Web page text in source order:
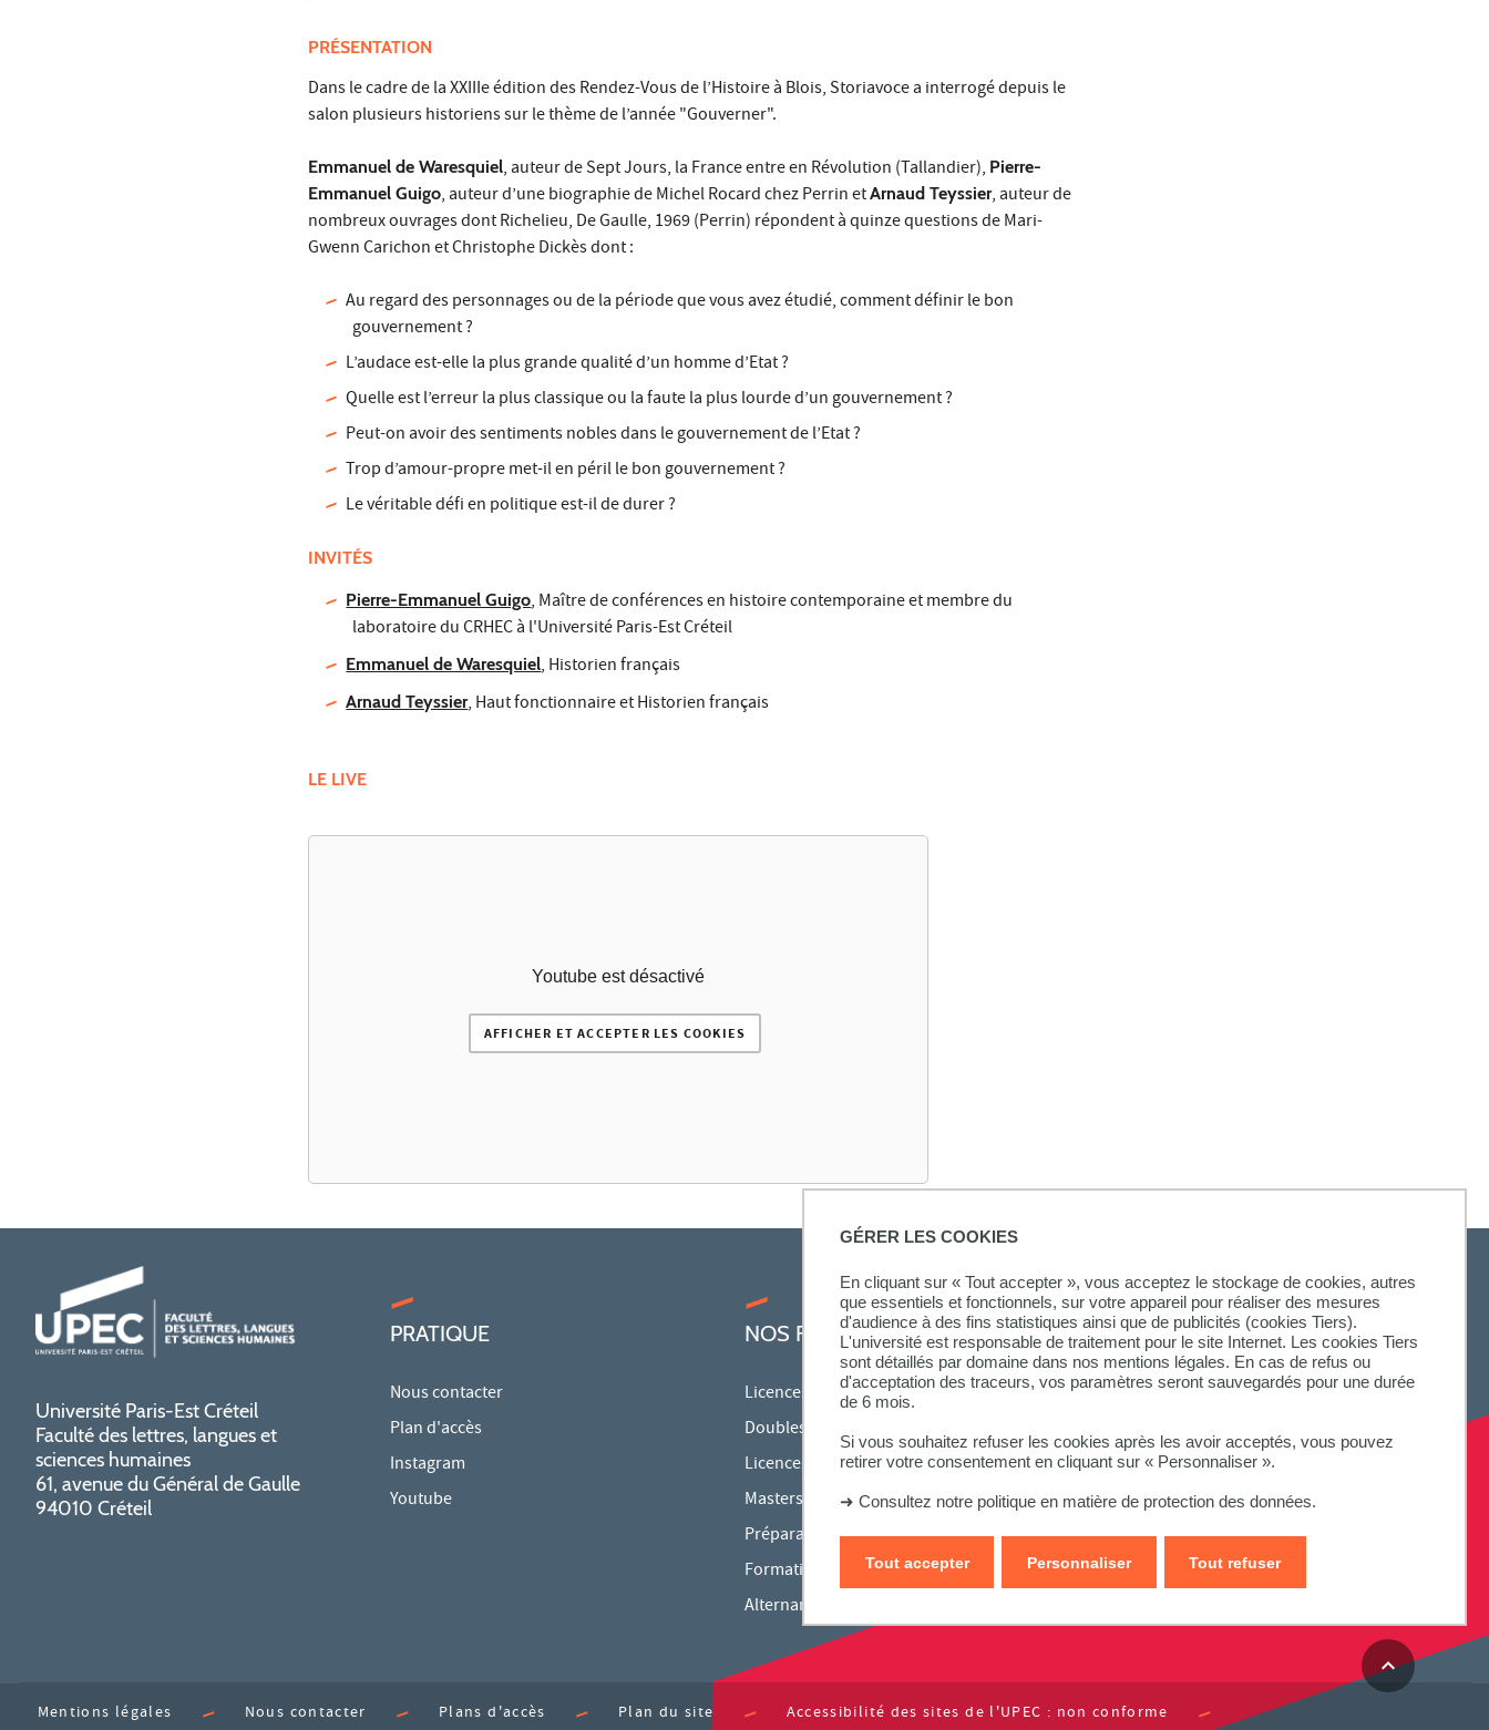
GÉRER LES COOKIES
En cliquant sur « Tout accepter », vous acceptez le stockage de cookies, autres
que essentiels et fonctionnels, sur votre appareil pour réaliser des mesures
d'audience à des fins statistiques ainsi que de publicités (cookies Tiers).
L'université est responsable de traitement pour le site Internet. Les cookies Tiers
sont détaillés par domaine dans nos mentions légales. En cas de refus ou
d'acceptation des traceurs, vos paramètres seront sauvegardés pour une durée
de 6 mois.
Si vous souhaitez refuser les cookies après les avoir acceptés, vous pouvez
retirer votre consentement en cliquant sur « Personnaliser ».
➜ Consultez notre politique en matière de protection des données.
Tout accepter Tout refuser
Personnaliser
PRÉSENTATION
Dans le cadre de la XXIIIe édition des Rendez-Vous de l’Histoire à Blois, Storiavoce a interrogé depuis le
salon plusieurs historiens sur le thème de l’année "Gouverner".
Emmanuel de Waresquiel, auteur de Sept Jours, la France entre en Révolution (Tallandier), Pierre-
Emmanuel Guigo, auteur d’une biographie de Michel Rocard chez Perrin etArnaud Teyssier, auteur de
nombreux ouvrages dont Richelieu, De Gaulle, 1969 (Perrin) répondent à quinze questions de Mari-
Gwenn Carichon et Christophe Dickès dont :
Au regard des personnages ou de la période que vous avez étudié, comment définir le bon
gouvernement ?
L’audace est-elle la plus grande qualité d’un homme d’Etat ?
Quelle est l’erreur la plus classique ou la faute la plus lourde d’un gouvernement ?
Peut-on avoir des sentiments nobles dans le gouvernement de l’Etat ?
Trop d’amour-propre met-il en péril le bon gouvernement ?
Le véritable défi en politique est-il de durer ?
INVITÉS
Pierre-Emmanuel Guigo, Maître de conférences en histoire contemporaine et membre du
laboratoire du CRHEC à l'Université Paris-Est Créteil
Emmanuel de Waresquiel, Historien français
Arnaud Teyssier, Haut fonctionnaire et Historien français
LE LIVE
Youtube est désactivé
AFFICHER ET ACCEPTER LES COOKIES
Université Paris-Est Créteil
Faculté des lettres, langues et
sciences humaines
61, avenue du Général de Gaulle
94010 Créteil
PRATIQUE
Nous contacter
Plan d'accès
Instagram
Youtube
NOS FORMATIONS
Licences
Doubles licences
Licences pro
Masters
Préparations aux concours
Formation continue
Alternance
Mentions légales Nous contacter Plans d'accès Plan du site Accessibilité des sites de l'UPEC : non conforme